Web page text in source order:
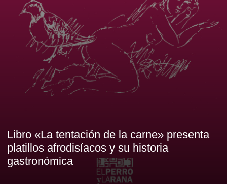
Libro «La tentación de la carne» presenta
platillos afrodisíacos y su historia
gastronómica